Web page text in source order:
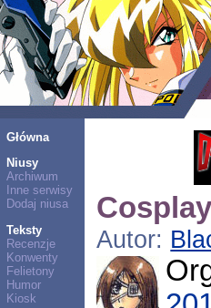
Główna
Niusy
Archiwum
Inne serwisy
Dodaj niusa
Teksty
Recenzje
Konwenty
Felietony
Humor
Kiosk
Autor: